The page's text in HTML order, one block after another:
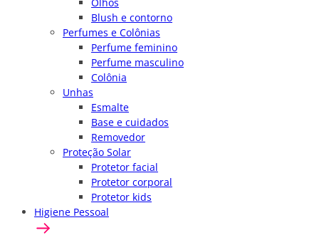
Blush e contorno
Perfumes e Colônias
Perfume feminino
Perfume masculino
Colônia
Unhas
Esmalte
Base e cuidados
Removedor
Proteção Solar
Protetor facial
Protetor corporal
Protetor kids
Higiene Pessoal